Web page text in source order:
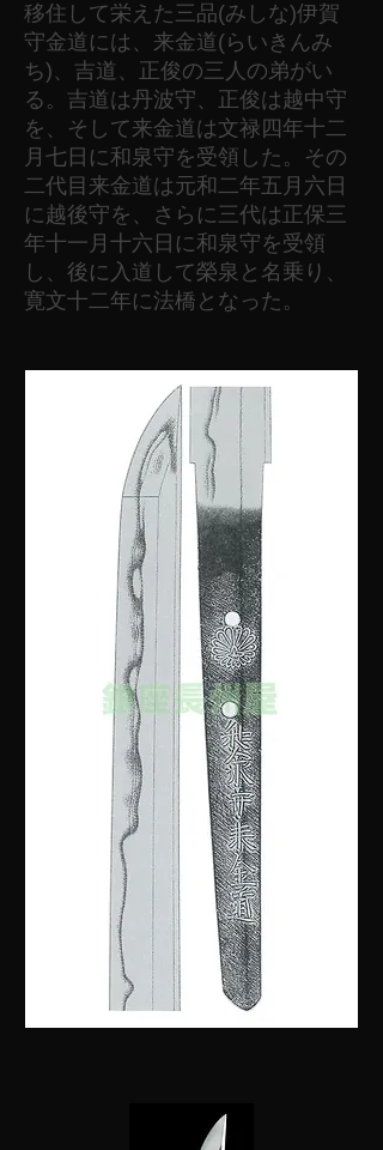
移住して栄えた三品(みしな)伊賀
守金道には、来金道(らいきんみ
ち)、吉道、正俊の三人の弟がい
る。吉道は丹波守、正俊は越中守
を、そして来金道は文禄四年十二
月七日に和泉守を受領した。その
二代目来金道は元和二年五月六日
に越後守を、さらに三代は正保三
年十一月十六日に和泉守を受領
し、後に入道して榮泉と名乗り、
寛文十二年に法橋となった。